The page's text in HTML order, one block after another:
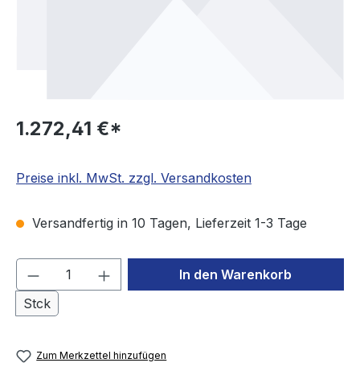
1.272,41 €*
Preise inkl. MwSt. zzgl. Versandkosten
Versandfertig in 10 Tagen, Lieferzeit 1-3 Tage
Produkt Anzahl: Gib den
Stck
In den Warenkorb
Zum Merkzettel hinzufügen